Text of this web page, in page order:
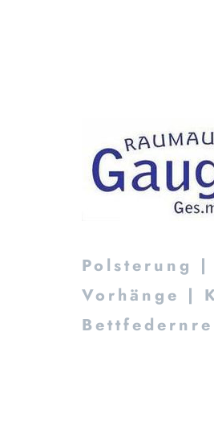
Polsterung |
Vorhänge |